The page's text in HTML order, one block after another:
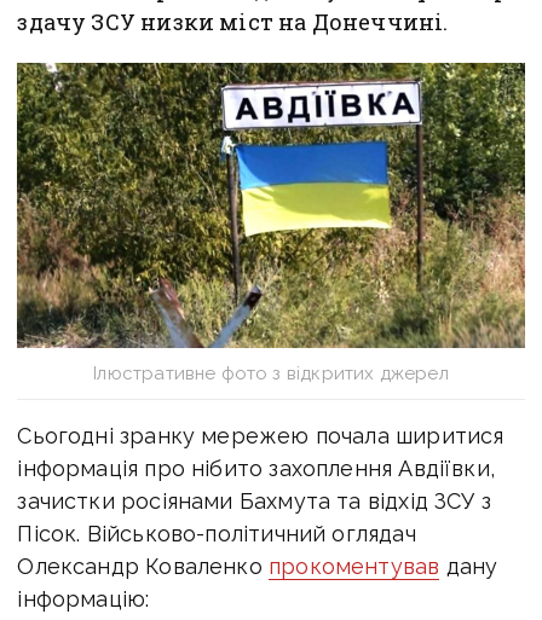
здачу ЗСУ низки міст на Донеччині.
Ілюстративне фото з відкритих джерел
Сьогодні зранку мережею почала ширитися
інформація про нібито захоплення Авдіївки,
зачистки росіянами Бахмута та відхід ЗСУ з
Пісок. Військово-політичний оглядач
Олександр Коваленко прокоментував дану
інформацію: